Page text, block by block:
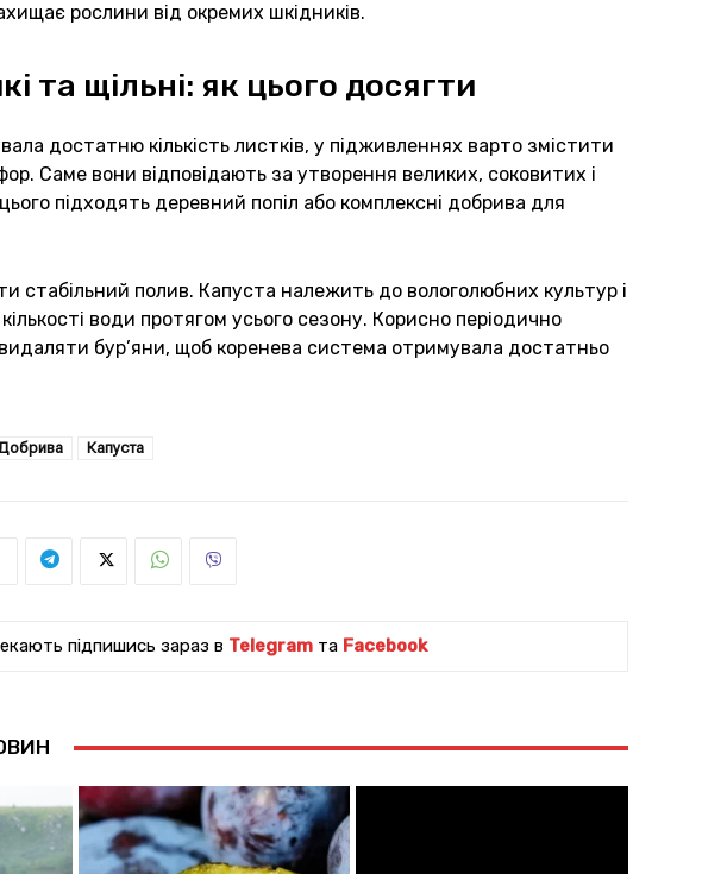
рослини від окремих шкідників.
та щільні: як цього досягти
достатню кількість листків, у підживленнях варто змістити
Саме вони відповідають за утворення великих, соковитих і
підходять деревний попіл або комплексні добрива для
стабільний полив. Капуста належить до вологолюбних культур і
води протягом усього сезону. Корисно періодично
бур’яни, щоб коренева система отримувала достатньо
Капуста
підпишись зараз в Telegram та Facebook